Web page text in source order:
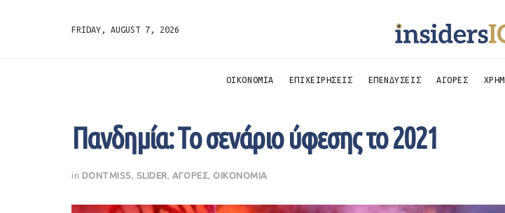
FRIDAY, AUGUST 7, 2026
ΟΙΚΟΝΟΜΙΑ ΕΠΙΧΕΙΡΗΣΕΙΣ ΕΠΕΝΔΥΣΕΙΣ ΑΓΟΡΕΣ
Πανδημία: Το σενάριο ύφεσης το 2021
in DONTMISS SLIDER ΑΓΟΡΕΣ ΟΙΚΟΝΟΜΙΑ